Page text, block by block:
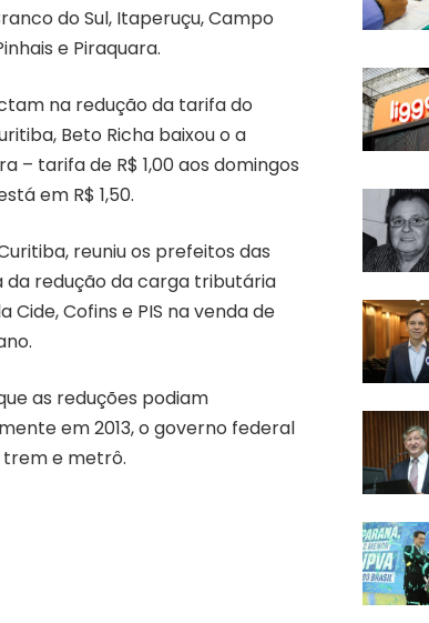
do Sul, Itaperuçu, Campo
e Piraquara.
na redução da tarifa do
Beto Richa baixou o a
– tarifa de R$ 1,00 aos domingos
em R$ 1,50.
reuniu os prefeitos das
da redução da carga tributária
Cofins e PIS na venda de
as reduções podiam
em 2013, o governo federal
trem e metrô.